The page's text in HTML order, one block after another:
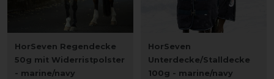
HorSeven Regendecke
50g mit Widerristpolster
- marine/navy
HorSeven
Unterdecke/Stalldecke
100g - marine/navy